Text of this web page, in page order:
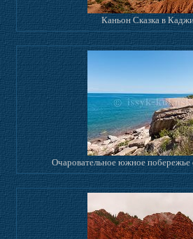
Каньон Сказка в
Очаровательное южное побережье